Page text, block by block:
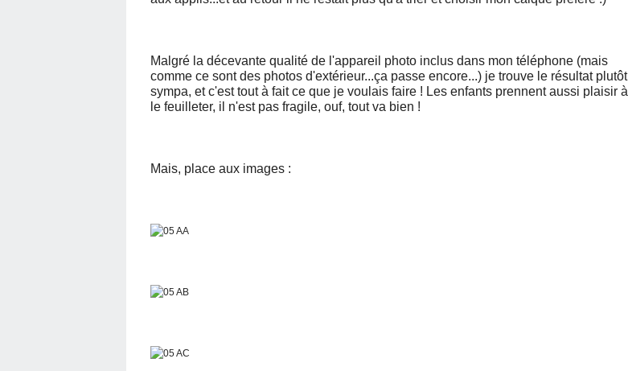
Malgré la décevante qualité de l'appareil photo inclus dans mon téléphone (mais
comme ce sont des photos d'extérieur...ça passe encore...) je trouve le résultat plutôt
sympa, et c'est tout à fait ce que je voulais faire ! Les enfants prennent aussi plaisir à
le feuilleter, il n'est pas fragile, ouf, tout va bien !
Mais, place aux images :